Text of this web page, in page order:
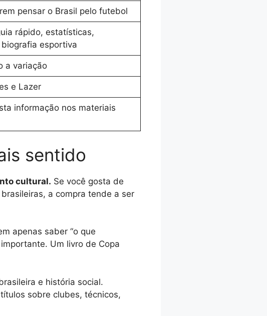
pensar o Brasil pelo futebol
rápido, estatísticas,
esportiva
a variação
e Lazer
informação nos materiais
sentido
cultural. Se você gosta de
a compra tende a ser
apenas saber “o que
Um livro de Copa
e história social.
sobre clubes, técnicos,